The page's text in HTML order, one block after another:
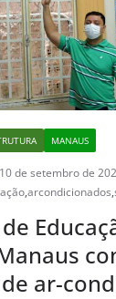
MANAUS
10 de setembro de
,arcondicionados,
ar-